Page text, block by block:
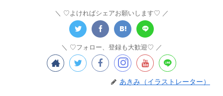
♡よければシェアお願いします♡
♡フォロー、登録も大歓迎♡
あきみ（イラストレーター）